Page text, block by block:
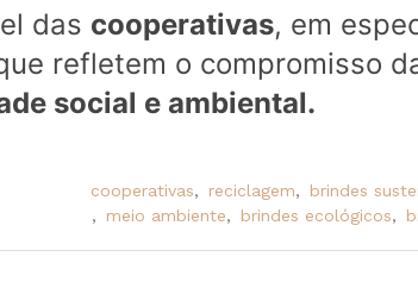
das cooperativas, em
refletem o compromisso
social e ambiental.
cooperativas, reciclagem, brindes
,
meio ambiente, brindes ecológicos,